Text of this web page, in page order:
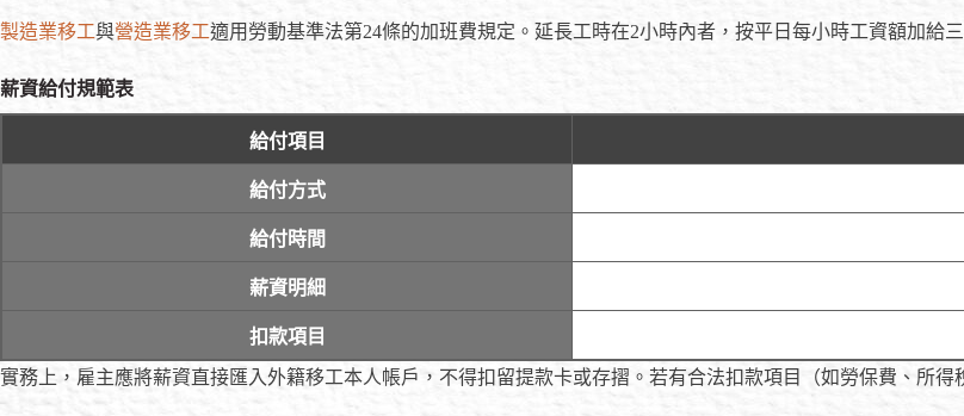
製造業移工與營造業移工適用勞動基準法第24條的加班費規定。延長工時在2小時內者，按平日每小時工資額加給
薪資給付規範表
給付項目
給付方式
給付時間
薪資明細
扣款項目
實務上，雇主應將薪資直接匯入外籍移工本人帳戶，不得扣留提款卡或存摺。若有合法扣款項目（如勞保費、所得